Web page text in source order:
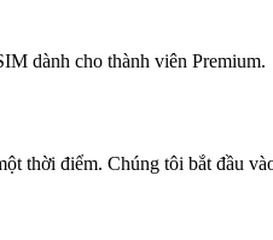
dành cho thành viên Premium.
thời điểm. Chúng tôi bắt đầu